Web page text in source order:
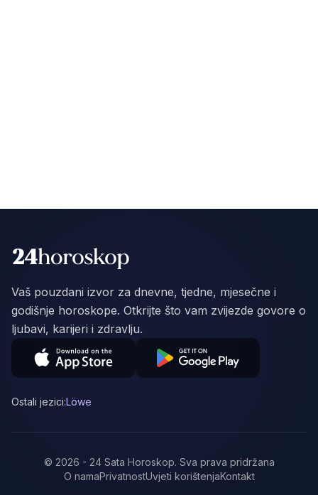
Vaš pouzdani izvor za dnevne, tjedne, mjesečne i
godišnje horoskope. Otkrijte što vam zvijezde govore o
ljubavi, karijeri i zdravlju.
Ostali jezici:Löwe
© 2026 - 24 Sata Horoskop. Sva prava pridržana
O namaPrivatnostUvjeti korištenjaKontakt